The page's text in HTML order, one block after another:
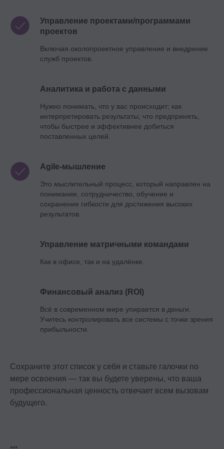
Управление проектами/программами
проектов
Включая околопроектное управление и внедрение
служб проектов.
Аналитика и работа с данными
Нужно понимать, что у вас происходит; как
интерпретировать результаты; что предпринять,
чтобы быстрее и эффективнее добиться
поставленных целей.
Agile-мышление
Это мыслительный процесс, который направлен на
понимание, сотрудничество, обучение и
сохранение гибкости для достижения высоких
результатов.
Управление матричными командами
Как в офисе, так и на удалёнке.
Финансовый анализ (ROI)
Всё в современном мире упирается в деньги.
Учитесь контролировать все системы с точки зрения
прибыльности.
Сохраните этот список у себя и ставьте галочки по
мере освоения — так вы будете уверены, что ваша
профессиональная ценность отвечает всем вызовам
будущего.
Важное
Стать партнёром
Стать автором блога
Ⓒ 2026 Онлайн-школа topcareer Помогаем
добиться высокой зарплаты вне IT
Эйчары обращают внимание
Подпишитесь на нашу рассылку.
Расскажем, как быстрее дорасти
до зарплаты и должности мечты
Миссия и ценности
Реферальная программа
Проект реализуется при грантовой